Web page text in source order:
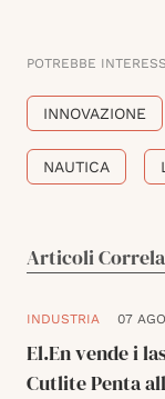
POTREBBE
INNOVAZIONE
NAUTICA
Articoli
INDUSTRIA 07
El.En vende i
Cutlite Penta